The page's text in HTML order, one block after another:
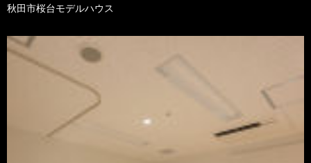
秋田市桜台モデルハウス